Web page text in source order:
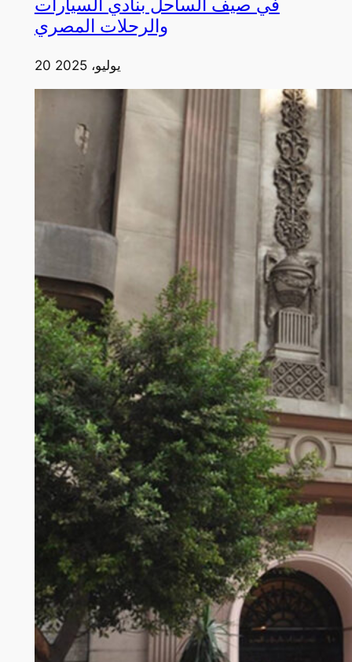
في صيف الساحل بنادي السيارات
والرحلات المصري
20 يوليو، 2025